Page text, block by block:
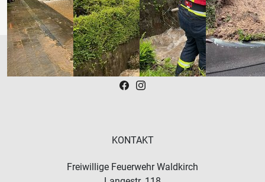
KONTAKT
Freiwillige Feuerwehr Waldkirch